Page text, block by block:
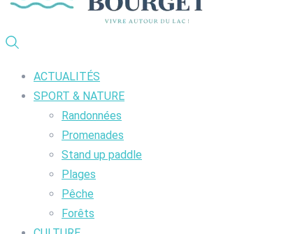
ACTUALITÉS
SPORT & NATURE
Randonnées
Promenades
Stand up paddle
Plages
Pêche
Forêts